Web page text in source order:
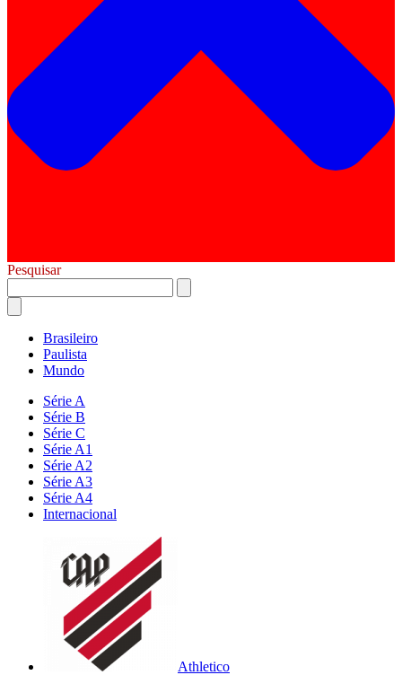
Pesquisar
Brasileiro
Paulista
Mundo
Série A
Série B
Série C
Série A1
Série A2
Série A3
Série A4
Internacional
Athletico